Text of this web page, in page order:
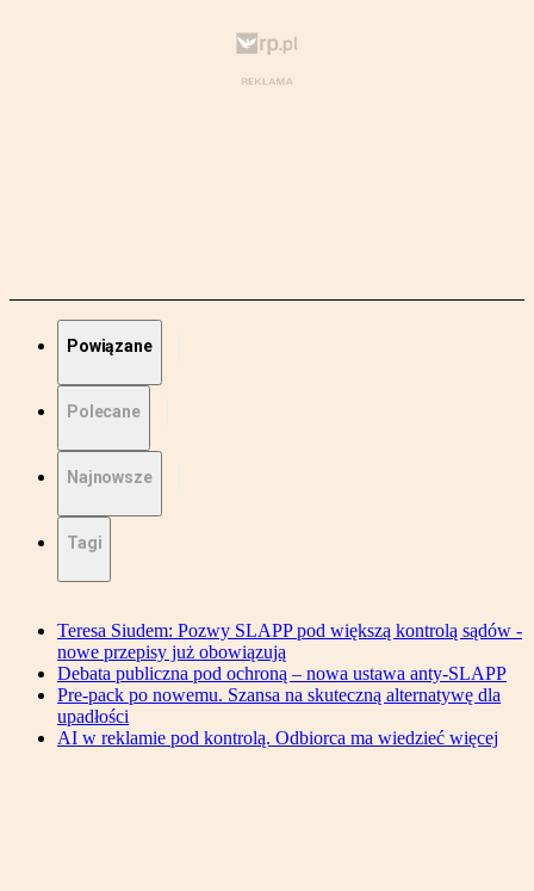
Powiązane
Polecane
Najnowsze
Tagi
Teresa Siudem: Pozwy SLAPP pod większą kontrolą sądów -
nowe przepisy już obowiązują
Debata publiczna pod ochroną – nowa ustawa anty-SLAPP
Pre-pack po nowemu. Szansa na skuteczną alternatywę dla
upadłości
AI w reklamie pod kontrolą. Odbiorca ma wiedzieć więcej